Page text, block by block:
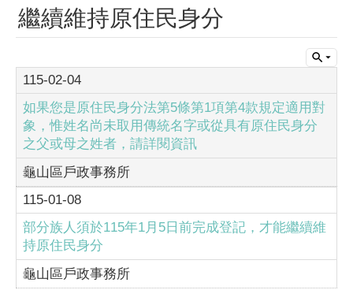
繼續維持原住民身分
115-02-04
如果您是原住民身分法第5條第1項第4款規定適用對
象，惟姓名尚未取用傳統名字或從具有原住民身分
之父或母之姓者，請詳閱資訊
龜山區戶政事務所
115-01-08
部分族人須於115年1月5日前完成登記，才能繼續維
持原住民身分
龜山區戶政事務所